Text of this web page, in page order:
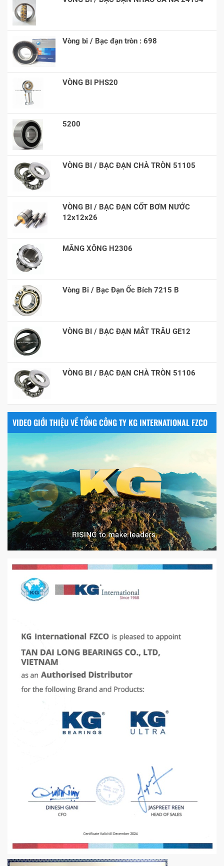
Vòng bi / Bạc đạn tròn : 698
VÒNG BI PHS20
5200
VÒNG BI / BẠC ĐẠN CHÀ TRÒN 51105
VÒNG BI / BẠC ĐẠN CỐT BƠM NƯỚC
12x12x26
MĂNG XÔNG H2306
Vòng Bi / Bạc Đạn Ốc Bích 7215 B
VÒNG BI / BẠC ĐẠN MẮT TRÂU GE12
VÒNG BI / BẠC ĐẠN CHÀ TRÒN 51106
VIDEO GIỚI THIỆU VỀ TỔNG CÔNG TY KG INTERNATIONAL FZCO